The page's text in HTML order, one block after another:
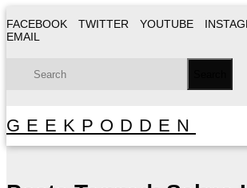
FACEBOOK TWITTER YOUTUBE
EMAIL
GEEKPODDEN